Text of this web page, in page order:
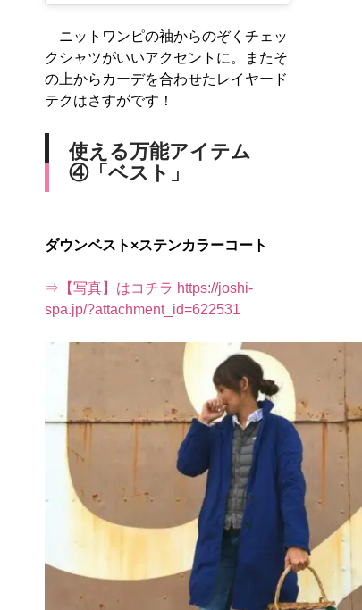
ニットワンピの袖からのぞくチェッ
クシャツがいいアクセントに。またそ
の上からカーデを合わせたレイヤード
テクはさすがです！
使える万能アイテム
④「ベスト」
ダウンベスト×ステンカラーコート
⇒【写真】はコチラ https://joshi-
spa.jp/?attachment_id=622531